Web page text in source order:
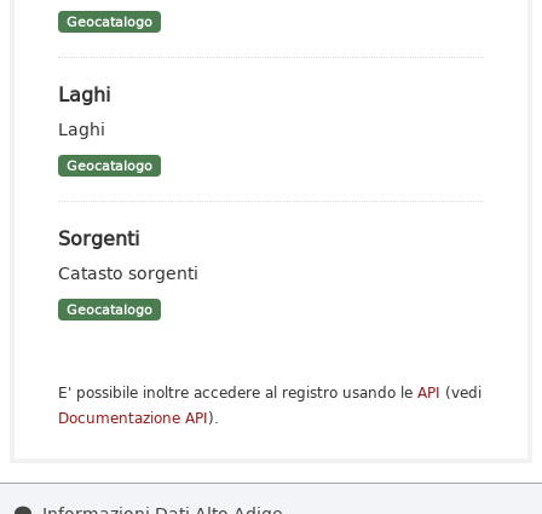
Geocatalogo
Laghi
Laghi
Geocatalogo
Sorgenti
Catasto sorgenti
Geocatalogo
E' possibile inoltre accedere al registro usando le API (vedi
Documentazione API).